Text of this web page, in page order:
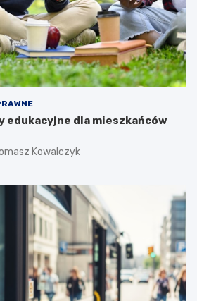
edukacyjne dla mieszkańców
Kowalczyk